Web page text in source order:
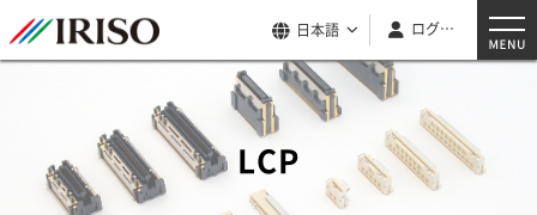
日本語 ログイン
LCP